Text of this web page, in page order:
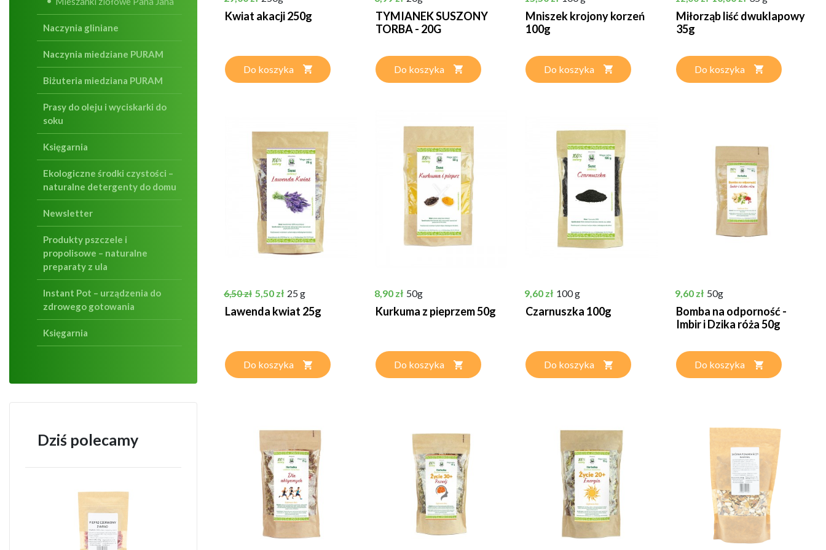
Naczynia gliniane
Naczynia miedziane PURAM
Biżuteria miedziana PURAM
Prasy do oleju i wyciskarki do
soku
Księgarnia
Ekologiczne środki czystości –
naturalne detergenty do domu
Newsletter
Produkty pszczele i
propolisowe – naturalne
preparaty z ula
Instant Pot – urządzenia do
zdrowego gotowania
Księgarnia
Dziś polecamy
Kwiat akacji 250g
Do koszyka
TYMIANEK SUSZONY
TORBA - 20G
Do koszyka
Mniszek krojony korzeń
100g
Do koszyka
Miłorząb liść dwuklapowy
35g
Do koszyka
Cena podstawowa
6,50 zł Cena
5,50 zł 25 g
Lawenda kwiat 25g
Do koszyka
Cena
8,90 zł 50g
Kurkuma z pieprzem 50g
Do koszyka
Cena
9,60 zł 100 g
Czarnuszka 100g
Do koszyka
Cena
9,60 zł 50g
Bomba na odporność -
Imbir i Dzika róża 50g
Do koszyka